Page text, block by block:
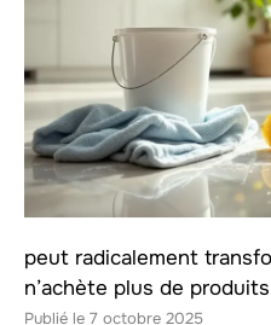
peut radicalement
n’achète plus de
7 octobre 2025